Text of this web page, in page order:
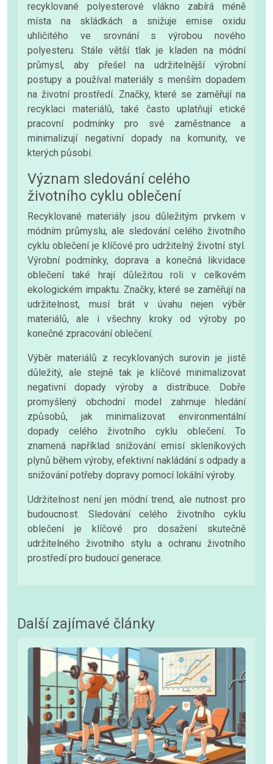
recyklované polyesterové vlákno zabírá méně
místa na skládkách a snižuje emise oxidu
uhličitého ve srovnání s výrobou nového
polyesteru. Stále větší tlak je kladen na módní
průmysl, aby přešel na udržitelnější výrobní
postupy a používal materiály s menším dopadem
na životní prostředí. Značky, které se zaměřují na
recyklaci materiálů, také často uplatňují etické
pracovní podmínky pro své zaměstnance a
minimalizují negativní dopady na komunity, ve
kterých působí.
Význam sledování celého
životního cyklu oblečení
Recyklované materiály jsou důležitým prvkem v
módním průmyslu, ale sledování celého životního
cyklu oblečení je klíčové pro udržitelný životní styl.
Výrobní podmínky, doprava a konečná likvidace
oblečení také hrají důležitou roli v celkovém
ekologickém impaktu. Značky, které se zaměřují na
udržitelnost, musí brát v úvahu nejen výběr
materiálů, ale i všechny kroky od výroby po
konečné zpracování oblečení.
Výběr materiálů z recyklovaných surovin je jistě
důležitý, ale stejně tak je klíčové minimalizovat
negativní dopady výroby a distribuce. Dobře
promyšlený obchodní model zahrnuje hledání
způsobů, jak minimalizovat environmentální
dopady celého životního cyklu oblečení. To
znamená například snižování emisí skleníkových
plynů během výroby, efektivní nakládání s odpady a
snižování potřeby dopravy pomocí lokální výroby.
Udržitelnost není jen módní trend, ale nutnost pro
budoucnost. Sledování celého životního cyklu
oblečení je klíčové pro dosažení skutečně
udržitelného životního stylu a ochranu životního
prostředí pro budoucí generace.
Další zajímavé články